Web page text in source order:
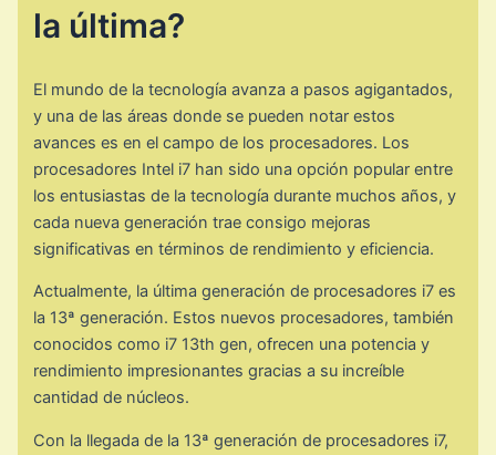
la última?
El mundo de la tecnología avanza a pasos agigantados,
y una de las áreas donde se pueden notar estos
avances es en el campo de los procesadores. Los
procesadores Intel i7 han sido una opción popular entre
los entusiastas de la tecnología durante muchos años, y
cada nueva generación trae consigo mejoras
significativas en términos de rendimiento y eficiencia.
Actualmente, la última generación de procesadores i7 es
la 13ª generación. Estos nuevos procesadores, también
conocidos como i7 13th gen, ofrecen una potencia y
rendimiento impresionantes gracias a su increíble
cantidad de núcleos.
Con la llegada de la 13ª generación de procesadores i7,